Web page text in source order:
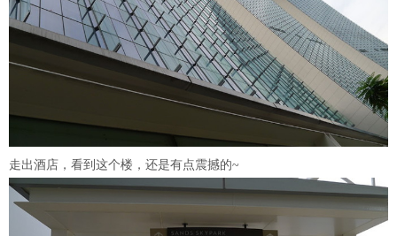
走出酒店，看到这个楼，还是有点震撼的~